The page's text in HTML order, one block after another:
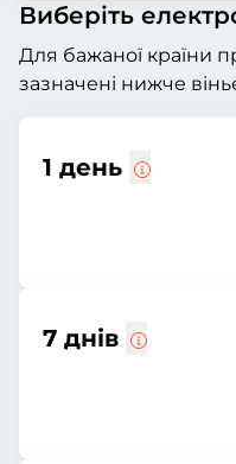
Виберіть
Для бажаної країни
зазначені нижче
1 день
7 днів